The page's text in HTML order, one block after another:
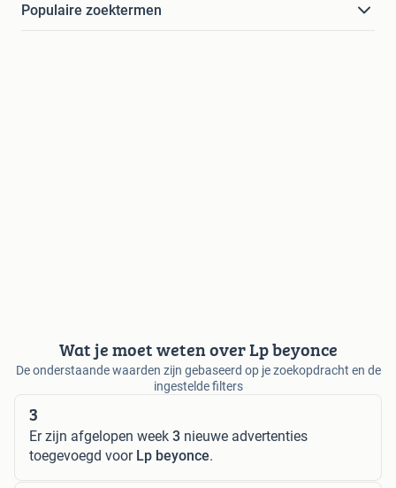
Populaire zoektermen
Wat je moet weten over Lp beyonce
De onderstaande waarden zijn gebaseerd op je zoekopdracht en de
ingestelde filters
3
Er zijn afgelopen week 3 nieuwe advertenties
toegevoegd voor Lp beyonce.